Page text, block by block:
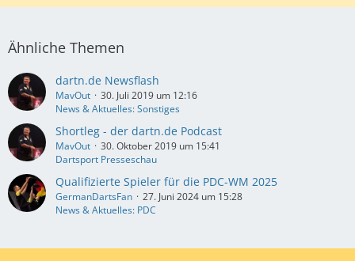
Ähnliche Themen
dartn.de Newsflash
MavOut
30. Juli 2019 um 12:16
News & Aktuelles: Sonstiges
Shortleg - der dartn.de Podcast
MavOut
30. Oktober 2019 um 15:41
Dartsport Presseschau
Qualifizierte Spieler für die PDC-WM 2025
GermanDartsFan
27. Juni 2024 um 15:28
News & Aktuelles: PDC